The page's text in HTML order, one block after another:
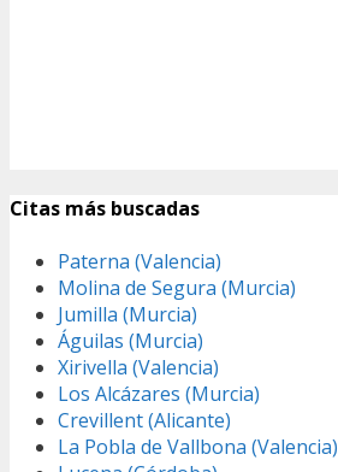
Citas más buscadas
Paterna (Valencia)
Molina de Segura (Murcia)
Jumilla (Murcia)
Águilas (Murcia)
Xirivella (Valencia)
Los Alcázares (Murcia)
Crevillent (Alicante)
La Pobla de Vallbona (Valencia)